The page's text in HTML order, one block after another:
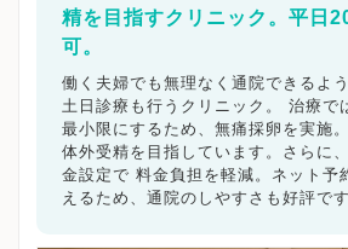
精を目指すクリニック。平日
可。
働く夫婦でも無理なく通院できるよ
土日診療も行うクリニック。 治療で
最小限にするため、無痛採卵を実施
体外受精を目指しています。さらに
金設定で 料金負担を軽減。ネット予
えるため、通院のしやすさも好評です